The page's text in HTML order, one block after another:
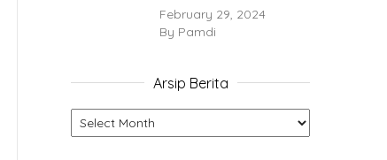
February 29, 2024
By Pamdi
Arsip Berita